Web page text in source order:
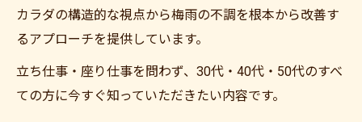
カラダの構造的な視点から梅雨の不調を根本から改善す
るアプローチを提供しています。
立ち仕事・座り仕事を問わず、30代・40代・50代のすべ
ての方に今すぐ知っていただきたい内容です。